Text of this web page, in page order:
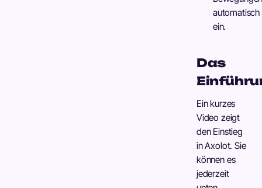
automatisch
ein.
Das
Ein kurzes
Video zeigt
den Einstieg
in Axolot. Sie
können es
jederzeit